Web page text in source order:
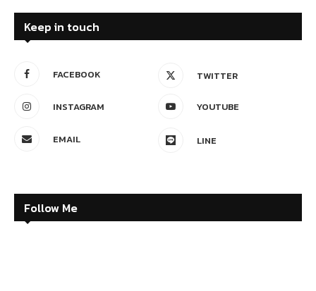
Keep in touch
FACEBOOK TWITTER
INSTAGRAM YOUTUBE
EMAIL LINE
Follow Me